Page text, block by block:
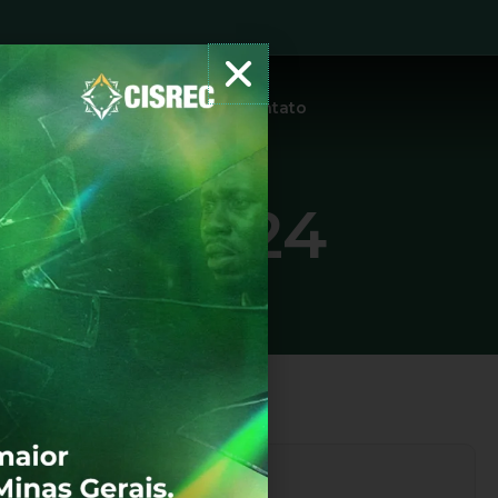
Protocolo Notícias Contato
09/2024